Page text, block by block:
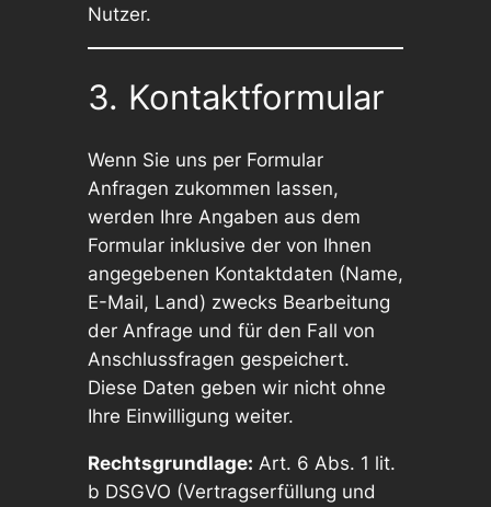
Nutzer.
3. Kontaktformular
Wenn Sie uns per Formular
Anfragen zukommen lassen,
werden Ihre Angaben aus dem
Formular inklusive der von Ihnen
angegebenen Kontaktdaten (Name,
E-Mail, Land) zwecks Bearbeitung
der Anfrage und für den Fall von
Anschlussfragen gespeichert.
Diese Daten geben wir nicht ohne
Ihre Einwilligung weiter.
Rechtsgrundlage: Art. 6 Abs. 1 lit.
b DSGVO (Vertragserfüllung und